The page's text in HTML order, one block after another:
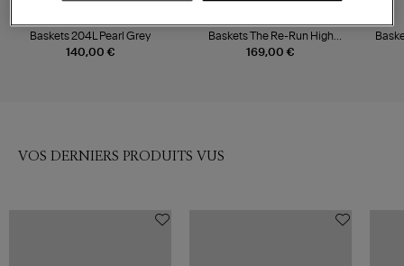
140,00 €
Baskets 204L Pearl Grey
169,00 €
Baskets The Re-Run High
Frequency Silver
VOS DERNIERS PRODUITS VUS